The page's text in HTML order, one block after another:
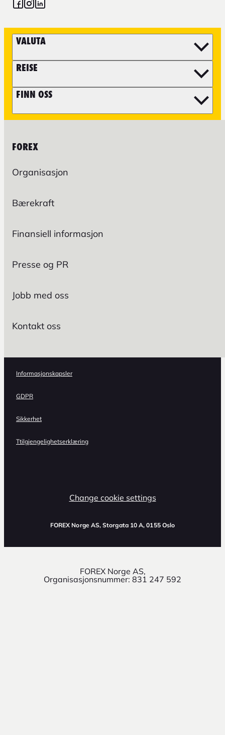
VALUTA
REISE
FINN OSS
FOREX
Organisasjon
Bærekraft
Finansiell informasjon
Presse og PR
Jobb med oss
Kontakt oss
Informasjonskapsler
GDPR
Sikkerhet
Ttilgjengelighetserklæring
Change cookie settings
FOREX Norge AS, Storgata 10 A, 0155 Oslo
FOREX Norge AS,
Organisasjonsnummer: 831 247 592